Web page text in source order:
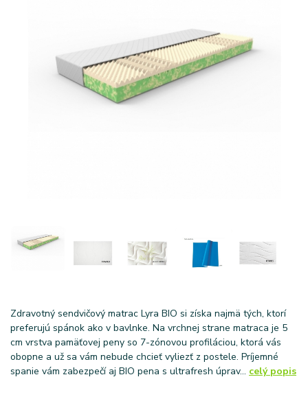
Zdravotný sendvičový matrac Lyra BIO si získa najmä tých, ktorí
preferujú spánok ako v bavlnke. Na vrchnej strane matraca je 5
cm vrstva pamäťovej peny so 7-zónovou profiláciou, ktorá vás
obopne a už sa vám nebude chcieť vyliezť z postele. Príjemné
spanie vám zabezpečí aj BIO pena s ultrafresh úprav... celý popis